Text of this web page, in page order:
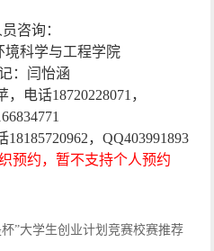
咨询：
境科学与工程学院
：闫怡涵
，电话18720228071，
18185720962， QQ403991893
预约，暂不支持个人预约
”大学生创业计划竞赛校赛推荐